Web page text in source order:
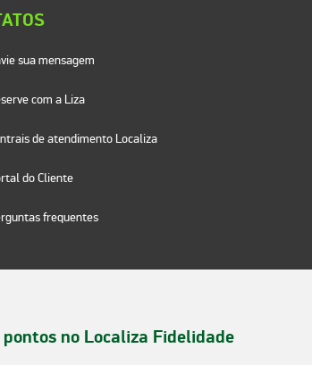
sua mensagem
com a Liza
de atendimento Localiza
do Cliente
frequentes
no Localiza Fidelidade